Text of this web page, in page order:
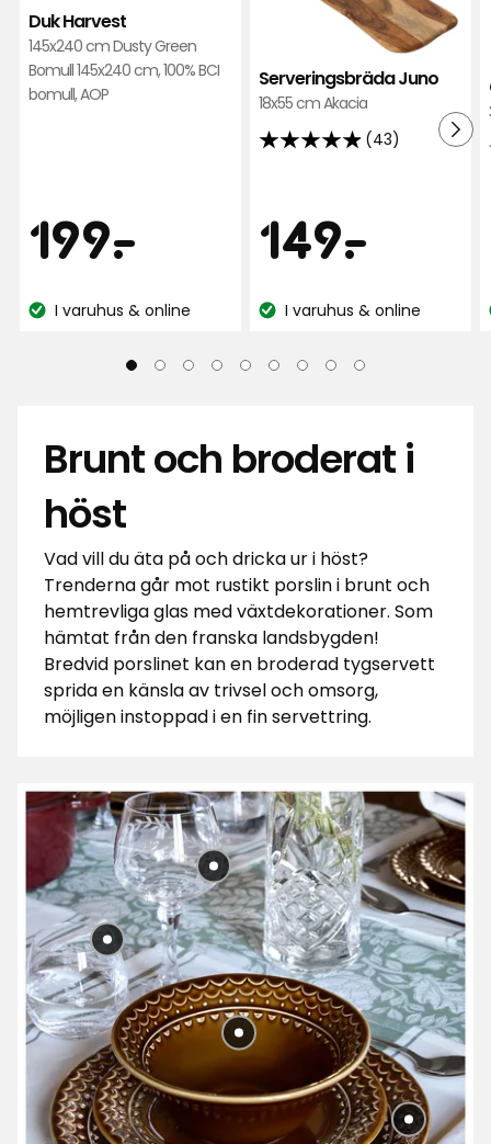
Duk Harvest
145x240 cm Dusty Green
Bomull 145x240 cm, 100% BCI
bomull, AOP
Pris
199-
.
kr
Lagersaldo:
I varuhus & online
Serveringsbräda Juno
18x55 cm Akacia
(43)
4.9
stjärnor
baserat
43
Pris
149-
.
kr
Lagersaldo:
I varuhus & online
i
Brunt och broderat i
höst
Vad vill du äta på och dricka ur i höst?
Trenderna går mot rustikt porslin i brunt och
hemtrevliga glas med växtdekorationer. Som
hämtat från den franska landsbygden!
Bredvid porslinet kan en broderad tygservett
sprida en känsla av trivsel och omsorg,
möjligen instoppad i en fin servettring.